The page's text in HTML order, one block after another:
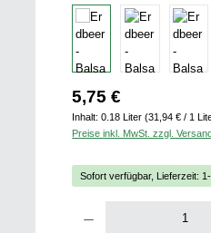
Regulärer Preis:
5,75 €
Inhalt:0.18 Liter(31,94 € / 1
Preise inkl. MwSt. zzgl.
Sofort verfügbar, Lieferzeit: